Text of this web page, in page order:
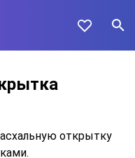
открытку